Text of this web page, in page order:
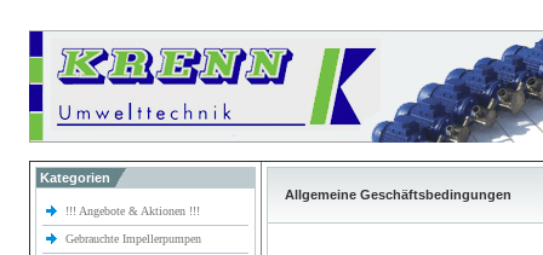
Kategorien
!!! Angebote & Aktionen !!!
Gebrauchte Impellerpumpen
Allgemeine Geschäftsbedingungen